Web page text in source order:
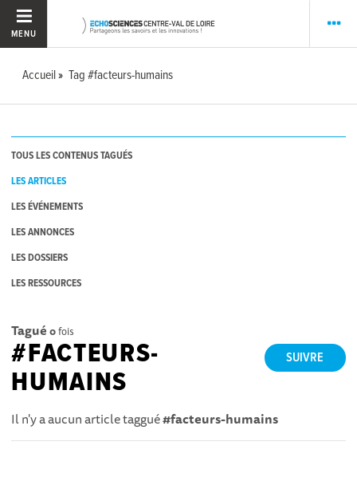
MENU
Accueil Tag #facteurs-humains
TOUS LES CONTENUS TAGUÉS
LES ARTICLES
LES ÉVÉNEMENTS
LES ANNONCES
LES DOSSIERS
LES RESSOURCES
Tagué 0fois
SUIVRE
#FACTEURS-
HUMAINS
Il n'y a aucun article taggué#facteurs-humains